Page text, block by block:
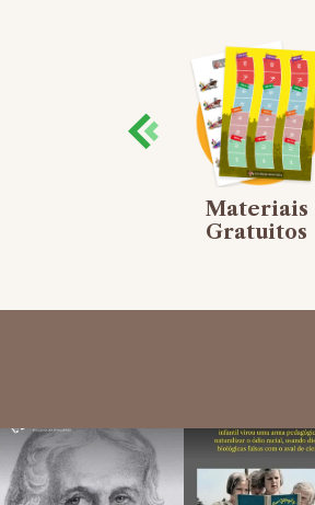
Materiais
Gratuitos